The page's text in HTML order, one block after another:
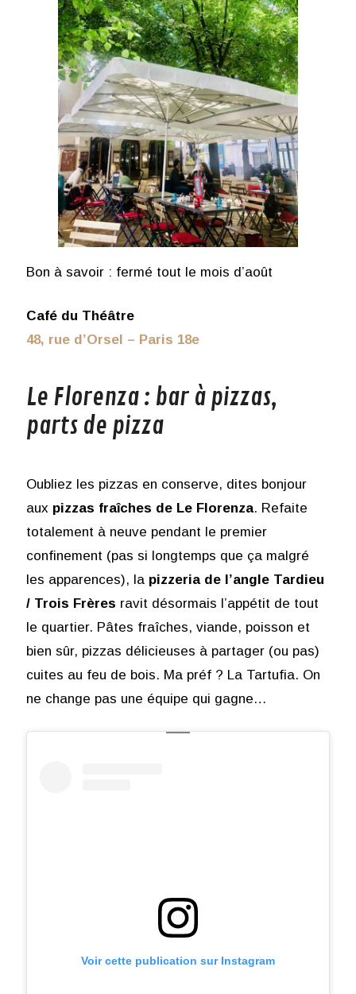
Bon à savoir : fermé tout le mois d’août
Café du Théâtre
48, rue d’Orsel – Paris 18e
Le Florenza : bar à pizzas,
parts de pizza
Oubliez les pizzas en conserve, dites bonjour
aux pizzas fraîches de Le Florenza. Refaite
totalement à neuve pendant le premier
confinement (pas si longtemps que ça malgré
les apparences), la pizzeria de l’angle Tardieu
/ Trois Frères ravit désormais l’appétit de tout
le quartier. Pâtes fraîches, viande, poisson et
bien sûr, pizzas délicieuses à partager (ou pas)
cuites au feu de bois. Ma préf ? La Tartufia. On
ne change pas une équipe qui gagne…
Voir cette publication sur Instagram